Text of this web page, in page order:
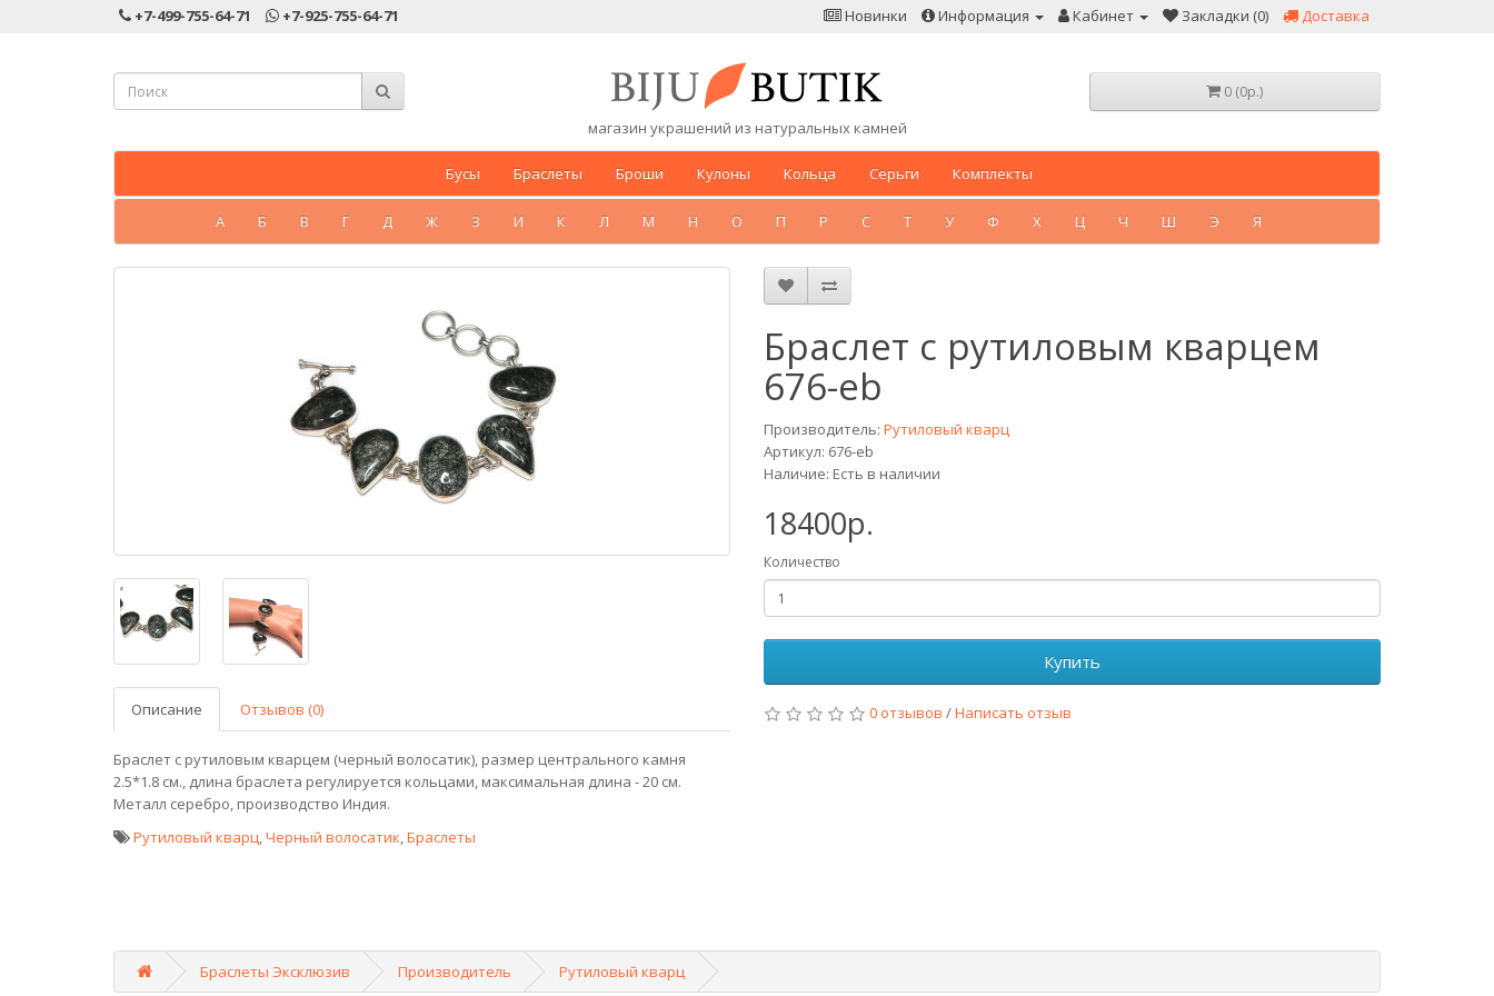
+7-499-755-64-71 +7-925-755-64-71 Новинки Информация Кабинет Закладки (0) Доставка
магазин украшений из натуральных камней
0 (0р.)
Бусы Браслеты Броши Кулоны Кольца Серьги Комплекты
А Б В Г Д Ж З И К Л М Н О П Р С Т У Ф Х Ц Ч Ш Э Я
Описание Отзывов (0)
Браслет с рутиловым кварцем (черный волосатик), размер центрального камня
2.5*1.8 см., длина браслета регулируется кольцами, максимальная длина - 20 см.
Металл серебро, производство Индия.
Браслет с рутиловым кварцем
676-eb
Производитель: Рутиловый кварц
Артикул: 676-eb
Наличие: Есть в наличии
18400р.
Количество
Купить
0 отзывов /Написать отзыв
Рутиловый кварц,Черный волосатик,Браслеты
Браслеты Эксклюзив Производитель Рутиловый кварц